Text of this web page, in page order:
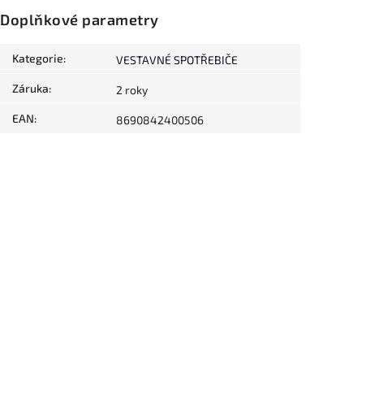
Doplňkové parametry
Kategorie: VESTAVNÉ SPOTŘEBIČE
Záruka: 2 roky
EAN: 8690842400506